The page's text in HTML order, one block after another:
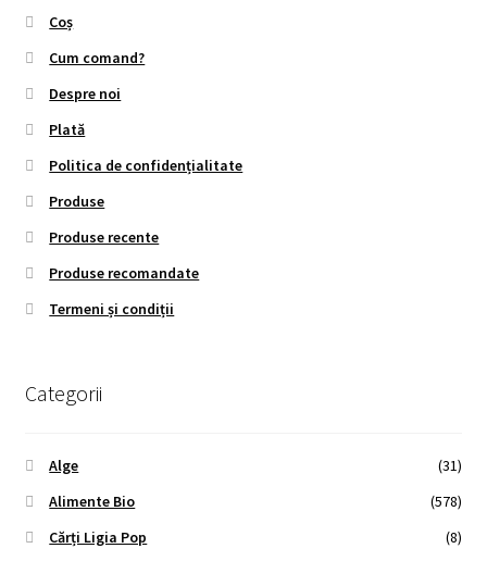
Coș
Cum comand?
Despre noi
Plată
Politica de confidențialitate
Produse
Produse recente
Produse recomandate
Termeni și condiții
Categorii
Alge
(31)
Alimente Bio
(578)
Cărți Ligia Pop
(8)